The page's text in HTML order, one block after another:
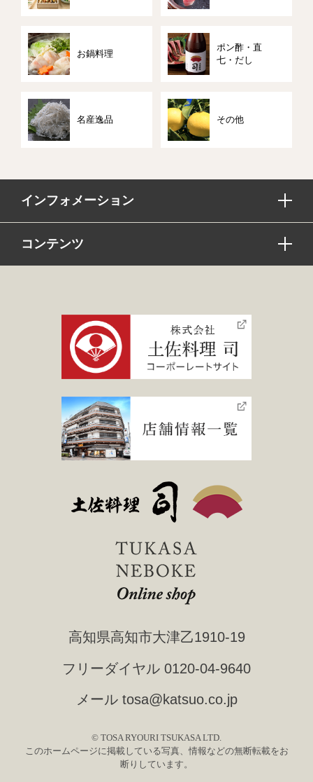
お鍋料理
ポン酢・直
七・だし
名産逸品 その他
インフォメーション
コンテンツ
高知県高知市大津乙1910-19
フリーダイヤル 0120-04-9640
メール tosa@katsuo.co.jp
© TOSA RYOURI TSUKASA LTD.
このホームページに掲載している写真、情報などの無断転載をお
断りしています。